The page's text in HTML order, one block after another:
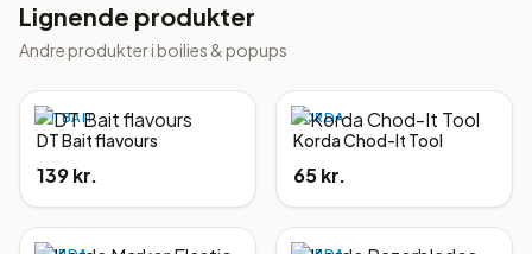
Lignende produkter
Andre produkter i boilies & popups
DT BAIT
DT Bait flavours
139 kr.
KORDA
Korda Chod-It Tool
65 kr.